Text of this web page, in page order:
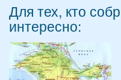
Для тех, кто
интересно: